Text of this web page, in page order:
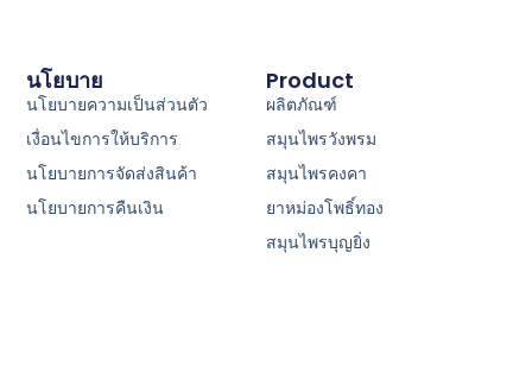
Product
ผลิตภัณฑ์
สมุนไพรวังพรม
สมุนไพรคงคา
ยาหม่องโพธิ์ทอง
สมุนไพรบุญยิ่ง
นโยบาย
นโยบายความเป็นส่วนตัว
เงื่อนไขการให้บริการ
นโยบายการจัดส่งสินค้า
นโยบายการคืนเงิน